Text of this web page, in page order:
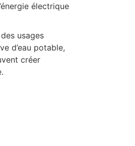
électrique
usages
d’eau potable,
créer